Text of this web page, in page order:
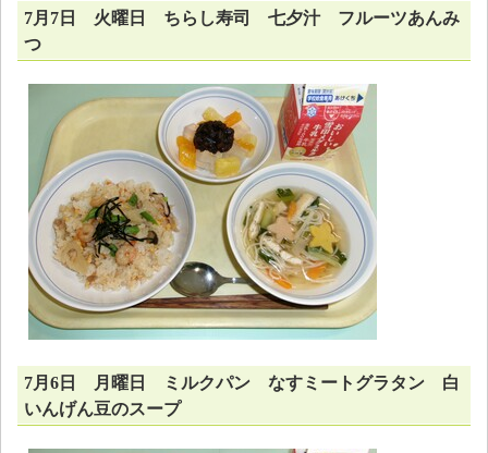
7月7日 火曜日 ちらし寿司 七夕汁 フルーツあんみ
つ
7月6日 月曜日 ミルクパン なすミートグラタン 白
いんげん豆のスープ